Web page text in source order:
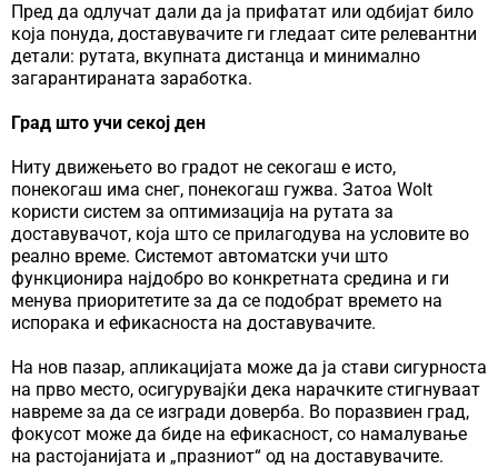
Пред да одлучат дали да ја прифатат или одбијат било
која понуда, доставувачите ги гледаат сите релевантни
детали: рутата, вкупната дистанца и минимално
загарантираната заработка.
Град што учи секој ден
Ниту движењето во градот не секогаш е исто,
понекогаш има снег, понекогаш гужва. Затоа Wolt
користи систем за оптимизација на рутата за
доставувачот, која што се прилагодува на условите во
реално време. Системот автоматски учи што
функционира најдобро во конкретната средина и ги
менува приоритетите за да се подобрат времето на
испорака и ефикасноста на доставувачите.
На нов пазар, апликацијата може да ја стави сигурноста
на прво место, осигурувајќи дека нарачките стигнуваат
навреме за да се изгради доверба. Во поразвиен град,
фокусот може да биде на ефикасност, со намалување
на растојанијата и „празниот“ од на доставувачите.